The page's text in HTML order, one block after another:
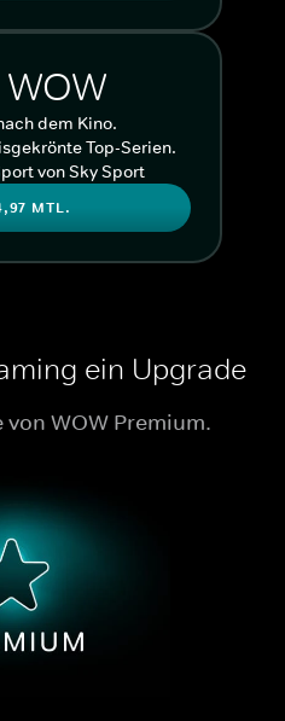
dem Kino.
Top-Serien.
von Sky Sport
MTL.
ein Upgrade
WOW Premium.